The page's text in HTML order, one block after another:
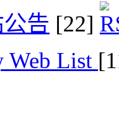
告 [22]
Web List